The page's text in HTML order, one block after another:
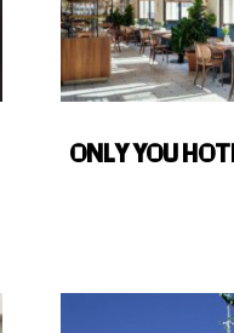
ONLY YOU